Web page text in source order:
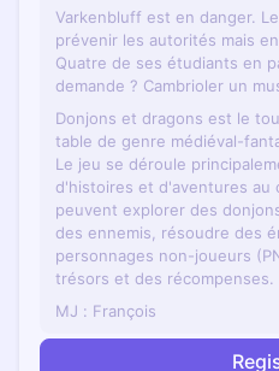
Varkenbluff est en danger.
prévenir les autorités mais
Quatre de ses étudiants en
demande ? Cambrioler un
Donjons et dragons est le
table de genre médiéval-
Le jeu se déroule
d'histoires et d'aventures au
peuvent explorer des
des ennemis, résoudre des
personnages non-joueurs
trésors et des récompenses.
MJ : François